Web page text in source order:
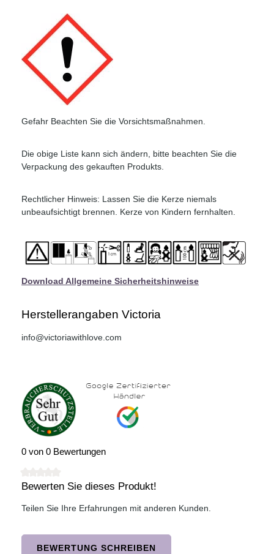
Gefahr Beachten Sie die Vorsichtsmaßnahmen.
Die obige Liste kann sich ändern, bitte beachten Sie die
Verpackung des gekauften Produkts.
Rechtlicher Hinweis: Lassen Sie die Kerze niemals
unbeaufsichtigt brennen. Kerze von Kindern fernhalten.
Download Allgemeine Sicherheitshinweise
Herstellerangaben Victoria
info@victoriawithlove.com
0 von 0 Bewertungen
Durchschnittliche Bewertung von 0 von 5 Sternen
Bewerten Sie dieses Produkt!
Teilen Sie Ihre Erfahrungen mit anderen Kunden.
BEWERTUNG SCHREIBEN